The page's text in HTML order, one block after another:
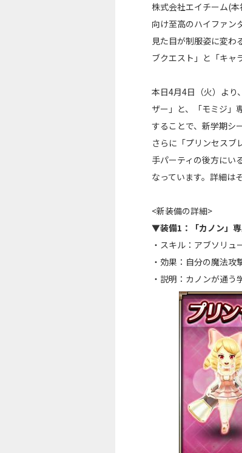
株式会社エイチーム(
向け至高のハイファン
見た目が制服姿に変わ
ブクエスト」と「キャ
本日4月4日（火）より
ザー」と、「モミジ」
することで、新学期シ
さらに「プリンセスブ
手パーティの後方にい
なっています。詳細は
<新装備の詳細>
▼装備1：「カノン」専
・スキル：アブソリュ
・効果：自分の魔法
・説明：カノンが通う